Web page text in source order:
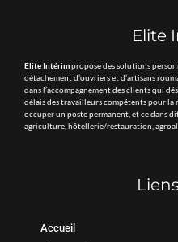
Elite
Elite Intérimpropose des solutions
détachement d’ouvriers et d’artisans
dans l’accompagnement des clients qui
délais des travailleurs compétents pour
occuper un poste permanent, et ce dans
agriculture, hôtellerie/restauration,
Accueil